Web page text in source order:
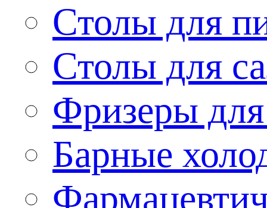
Столы для
Столы для
Фризеры
Барные